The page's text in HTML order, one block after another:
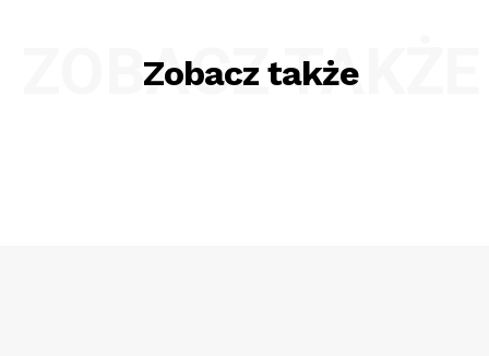
Zobacz także
ZOBACZ TAKŻE